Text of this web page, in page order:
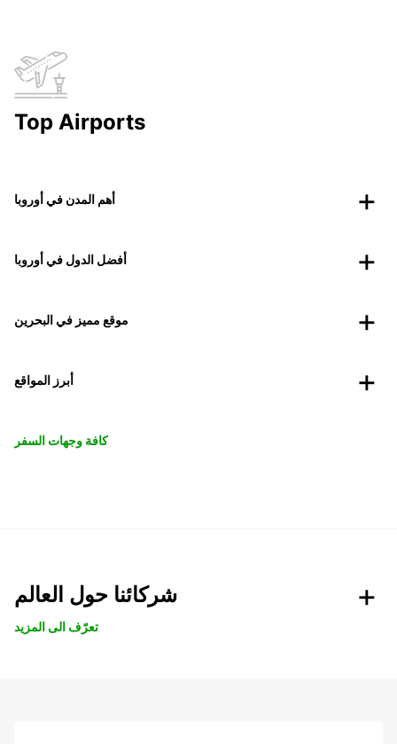
Top Airports
أهم المدن في أوروبا
أفضل الدول في أوروبا
موقع مميز في البحرين
أبرز المواقع
كافة وجهات السفر
شركائنا حول العالم
تعرّف الى المزيد